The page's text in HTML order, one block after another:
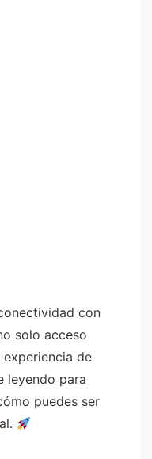
con
solo acceso
experiencia de
leyendo para
puedes ser